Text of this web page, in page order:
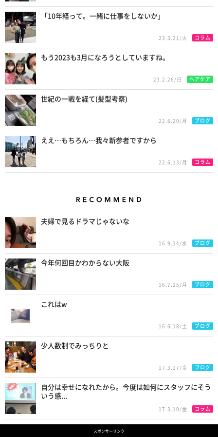
「10年経って。一緒に仕事をしないか」
23.3.21/火 コラム
もう2023も3月になろうとしていますね。
23.2.26/日 ヘアケア
世紀の一戦を経て(髪型考察)
22.6.20/月 ブログ
ええ…もちろん…我々新参者ですから
22.6.13/月 コラム
夫婦で見るドラマじゃないな
16.9.14/水 ブログ
今年何回目かわからない大阪
16.7.25/月 ブログ
これはw
16.6.18/土 ブログ
少人数制でみっちりと
17.3.17/金 ブログ
自分は幸せになれたから。今度は如何にスタッフにそう
いう感...
17.3.10/金 コラム
スポンサーリンク